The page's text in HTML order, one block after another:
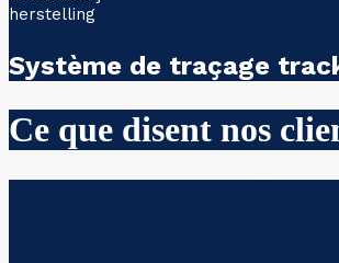
Système de traçage
Ce que disent nos